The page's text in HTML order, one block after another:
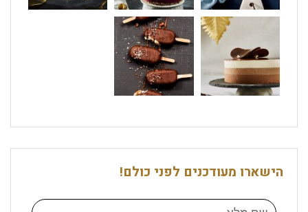
הישארו מעודכנים לפני כולם!